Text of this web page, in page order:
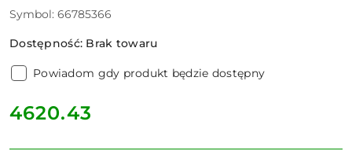
Symbol: 66785366
Dostępność: Brak towaru
Powiadom gdy produkt będzie dostępny
cena:
4620.43